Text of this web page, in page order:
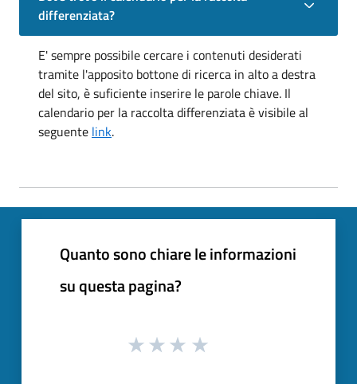
differenziata?
E' sempre possibile cercare i contenuti desiderati
tramite l'apposito bottone di ricerca in alto a destra
del sito, è suficiente inserire le parole chiave. Il
calendario per la raccolta differenziata è visibile al
seguente link.
Quanto sono chiare le informazioni
su questa pagina?